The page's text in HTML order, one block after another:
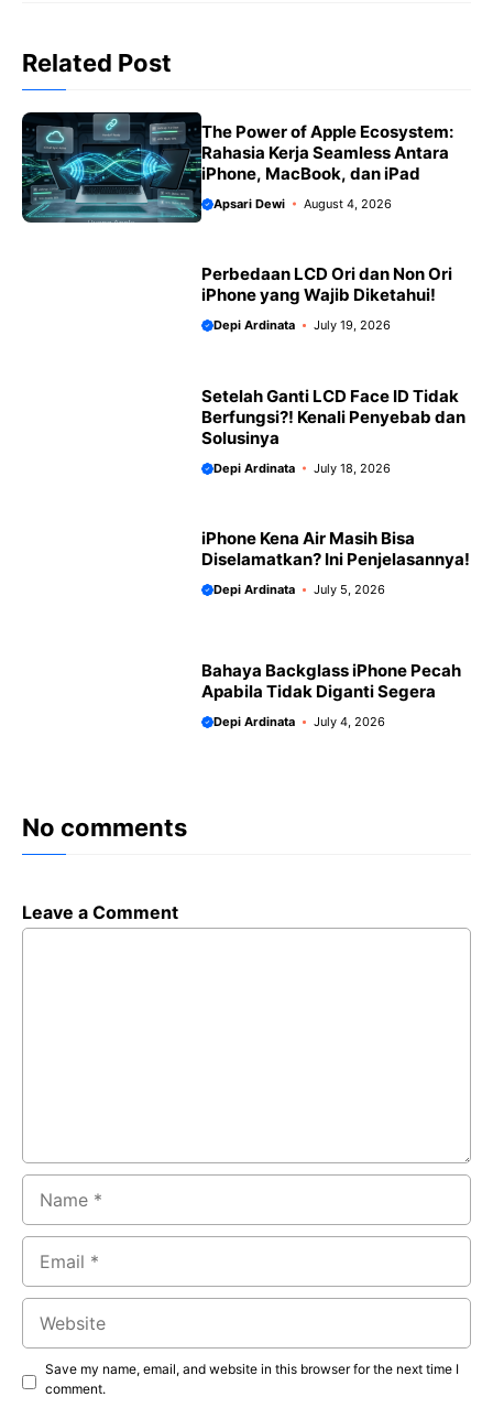
o
o
k
A
p
p
r
a
m
k
Related Post
The Power of Apple Ecosystem:
Rahasia Kerja Seamless Antara
iPhone, MacBook, dan iPad
Apsari Dewi August 4, 2026
Perbedaan LCD Ori dan Non Ori
iPhone yang Wajib Diketahui!
Depi Ardinata July 19, 2026
Setelah Ganti LCD Face ID Tidak
Berfungsi?! Kenali Penyebab dan
Solusinya
Depi Ardinata July 18, 2026
iPhone Kena Air Masih Bisa
Diselamatkan? Ini Penjelasannya!
Depi Ardinata July 5, 2026
Bahaya Backglass iPhone Pecah
Apabila Tidak Diganti Segera
Depi Ardinata July 4, 2026
No comments
Leave a Comment
Comment
Name
Email
Website
Save my name, email, and website in this browser for the next time I
comment.